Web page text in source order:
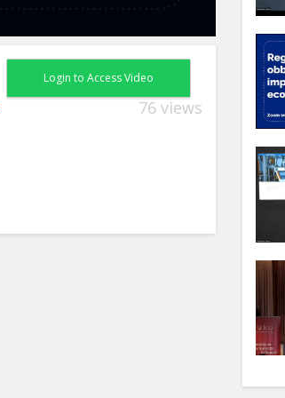
Login to Access Video
76 views